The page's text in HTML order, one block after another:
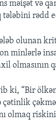
məişət və
tələbini rədd
olunan
minlərlə
olmasının
ki, “Bir
olmaq